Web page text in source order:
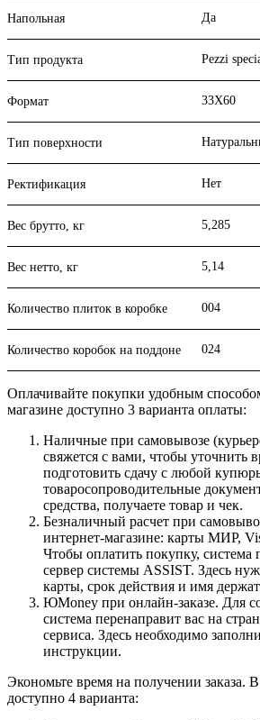
Напольная Да
Тип продукта Pezzi
Формат 33X60
Тип поверхности
Ректификация Нет
Вес брутто, кг 5,285
Вес нетто, кг 5,14
Количество плиток в коробке 004
Количество коробок на поддоне 024
Оплачивайте покупки удобным
магазине доступно 3 варианта оплаты:
Наличные при самовывозе
свяжется с вами, чтобы уточнить
подготовить сдачу с любой
товаросопроводительные
средства, получаете товар и чек.
Безналичный расчет при
интернет-магазине: карты МИР,
Чтобы оплатить покупку, система
сервер системы ASSIST. Здесь
карты, срок действия и имя
ЮMoney при онлайн-заказе. Для
система перенаправит вас на
сервиса. Здесь необходимо
инструкции.
Экономьте время на получении заказа.
доступно 4 варианта: